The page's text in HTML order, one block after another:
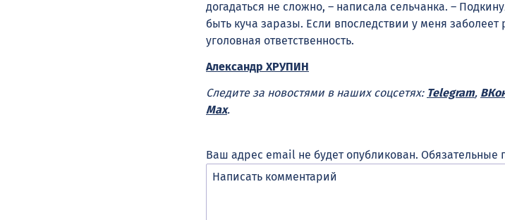
догадаться не сложно, – написала сельчанка. –
быть куча заразы. Если впоследствии у меня заболеет
уголовная ответственность.
Александр ХРУПИН
Следите за новостями в наших соцсетях: Telegram,
Max.
Ваш адрес email не будет опубликован. Обязательные